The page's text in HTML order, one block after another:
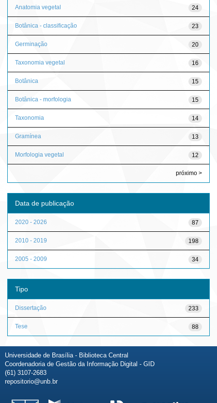
24
Anatomia vegetal
23
Botânica - classificação
20
Germinação
16
Taxonomia vegetal
15
Botânica
15
Botânica - morfologia
14
Taxonomia
13
Gramínea
12
Morfologia vegetal
próximo >
Data de publicação
87
2020 - 2026
198
2010 - 2019
34
2005 - 2009
Tipo
233
Dissertação
88
Tese
Universidade de Brasília - Biblioteca Central
Coordenadoria de Gestão da Informação Digital - GID
(61) 3107-2683
repositorio@unb.br